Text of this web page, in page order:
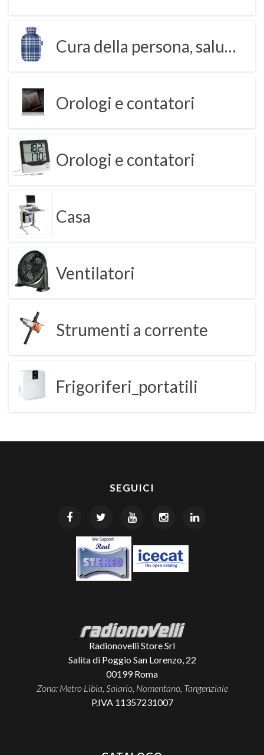
Cura della persona, salute e benessere
Orologi e contatori
Orologi e contatori
Casa
Ventilatori
Strumenti a corrente
Frigoriferi_portatili
SEGUICI
Radionovelli Store Srl
Salita di Poggio San Lorenzo, 22
00199 Roma
Zona: Metro Libia, Salario, Nomentano, Tangenziale
P.IVA 11357231007